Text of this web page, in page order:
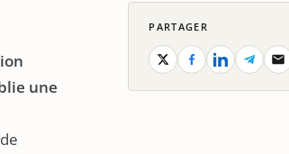
une
PARTAGER